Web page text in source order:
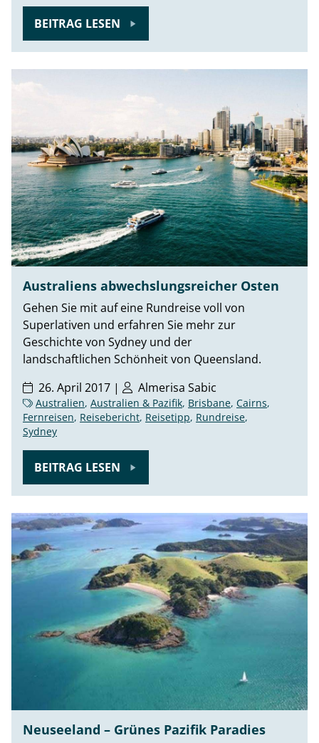
BEITRAG LESEN
Australiens abwechslungsreicher Osten
Gehen Sie mit auf eine Rundreise voll von
Superlativen und erfahren Sie mehr zur
Geschichte von Sydney und der
landschaftlichen Schönheit von Queensland.
26. April 2017 |
Almerisa Sabic
Australien, Australien & Pazifik, Brisbane, Cairns,
Fernreisen, Reisebericht, Reisetipp, Rundreise,
Sydney
BEITRAG LESEN
Neuseeland – Grünes Pazifik Paradies